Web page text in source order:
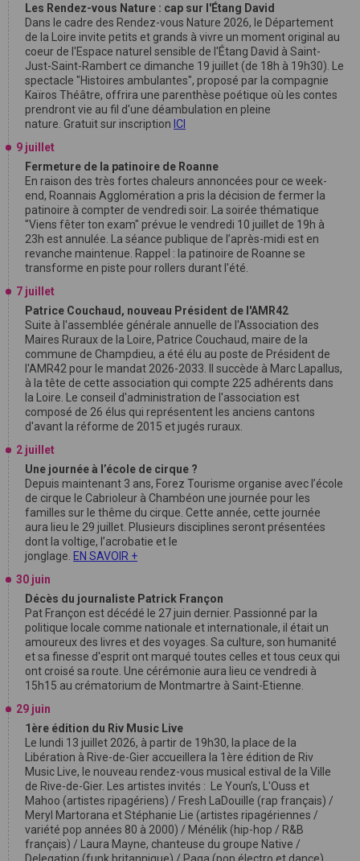
Les Rendez-vous Nature : cap sur l'Étang David
Dans le cadre des Rendez-vous Nature 2026, le Département
de la Loire invite petits et grands à vivre un moment original au
coeur de l'Espace naturel sensible de l'Étang David à Saint-
Just-Saint-Rambert ce dimanche 19 juillet (de 18h à 19h30). Le
spectacle "Histoires ambulantes", proposé par la compagnie
Kaïros Théâtre, offrira une parenthèse poétique où les contes
prendront vie au fil d'une déambulation en pleine
nature. Gratuit sur inscription ICI
9 juillet
Fermeture de la patinoire de Roanne
En raison des très fortes chaleurs annoncées pour ce week-
end, Roannais Agglomération a pris la décision de fermer la
patinoire à compter de vendredi soir. La soirée thématique
"Viens fêter ton exam" prévue le vendredi 10 juillet de 19h à
23h est annulée. La séance publique de l’après-midi est en
revanche maintenue. Rappel : la patinoire de Roanne se
transforme en piste pour rollers durant l'été.
7 juillet
Patrice Couchaud, nouveau Président de l'AMR42
Suite à l'assemblée générale annuelle de l'Association des
Maires Ruraux de la Loire, Patrice Couchaud, maire de la
commune de Champdieu, a été élu au poste de Président de
l'AMR42 pour le mandat 2026-2033. Il succède à Marc Lapallus,
à la tête de cette association qui compte 225 adhérents dans
la Loire. Le conseil d'administration de l'association est
composé de 26 élus qui représentent les anciens cantons
d'avant la réforme de 2015 et jugés ruraux.
2 juillet
Une journée à l’école de cirque ?
Depuis maintenant 3 ans, Forez Tourisme organise avec l’école
de cirque le Cabrioleur à Chambéon une journée pour les
familles sur le thême du cirque. Cette année, cette journée
aura lieu le 29 juillet. Plusieurs disciplines seront présentées
dont la voltige, l’acrobatie et le
jonglage. EN SAVOIR +
30 juin
Décès du journaliste Patrick Françon
Pat Françon est décédé le 27 juin dernier. Passionné par la
politique locale comme nationale et internationale, il était un
amoureux des livres et des voyages. Sa culture, son humanité
et sa finesse d'esprit ont marqué toutes celles et tous ceux qui
ont croisé sa route. Une cérémonie aura lieu ce vendredi à
15h15 au crématorium de Montmartre à Saint-Etienne.
29 juin
1ère édition du Riv Music Live
Le lundi 13 juillet 2026, à partir de 19h30, la place de la
Libération à Rive-de-Gier accueillera la 1ère édition de Riv
Music Live, le nouveau rendez-vous musical estival de la Ville
de Rive-de-Gier. Les artistes invités : Le Youn’s, L'Ouss et
Mahoo (artistes ripagériens) / Fresh LaDouille (rap français) /
Meryl Martorana et Stéphanie Lie (artistes ripagériennes /
variété pop années 80 à 2000) / Ménélik (hip-hop / R&B
français) / Laura Mayne, chanteuse du groupe Native /
Delegation (funk britannique) / Paga (pop électro et dance).